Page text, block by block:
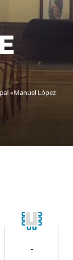
«Manuel López
-